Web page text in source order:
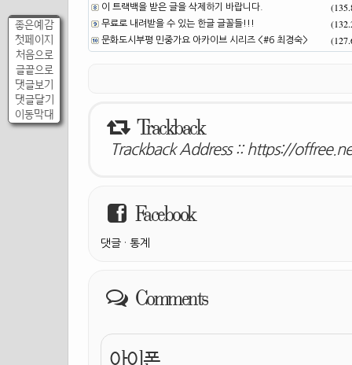
좋은예감
첫페이지
처음으로
글끝으로
댓글보기
댓글달기
이동막대
이 트랙백을 받은 글을 삭제하기 바랍니다.
무료로 내려받을 수 있는 한글 글꼴들!!!
문화도시부평 민중가요 아카이브 시리즈 <#6 최경숙>
Trackback
Trackback Address :: https://
Facebook
댓글 · 통계
Comments
아이폰